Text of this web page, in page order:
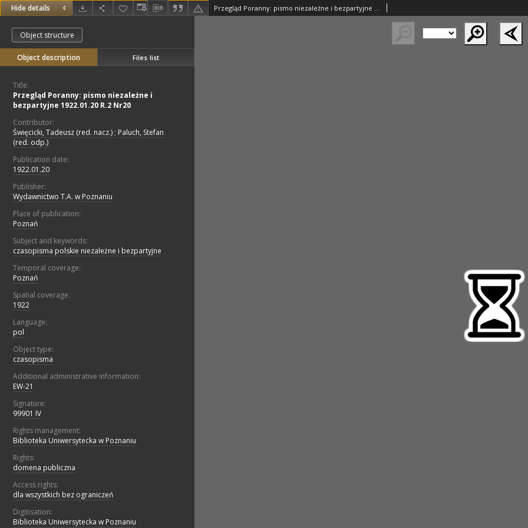
Hide details Przegląd Poranny: pismo niezależne i bezpartyjne 1922.01.20 R.2 Nr20
Object structure
Object description Files list
Title:
Przegląd Poranny: pismo niezależne i
bezpartyjne 1922.01.20 R.2 Nr20
Contributor:
Święcicki, Tadeusz (red. nacz.) ; Paluch, Stefan
(red. odp.)
Publication date:
1922.01.20
Publisher:
Wydawnictwo T.A. w Poznaniu
Place of publication:
Poznań
Subject and keywords:
czasopisma polskie niezależne i bezpartyjne
Temporal coverage:
Poznań
Spatial coverage:
1922
Language:
pol
Object type:
czasopisma
Additional administrative information:
EW-21
Signature:
99901 IV
Rights management:
Biblioteka Uniwersytecka w Poznaniu
Rights:
domena publiczna
Access rights:
dla wszystkich bez ograniczeń
Digitisation:
Biblioteka Uniwersytecka w Poznaniu